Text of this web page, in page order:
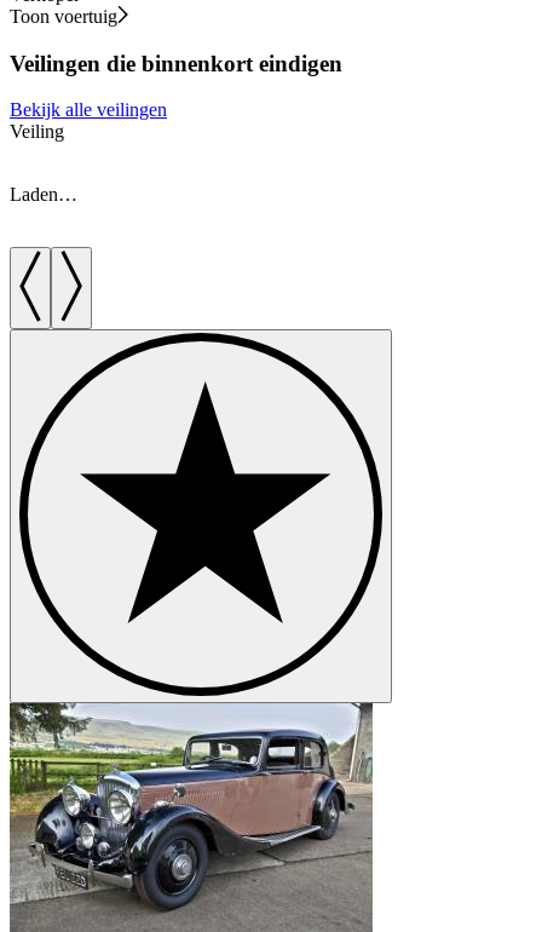
Toon voertuig
Veilingen die binnenkort eindigen
Bekijk alle veilingen
Veiling
Laden…